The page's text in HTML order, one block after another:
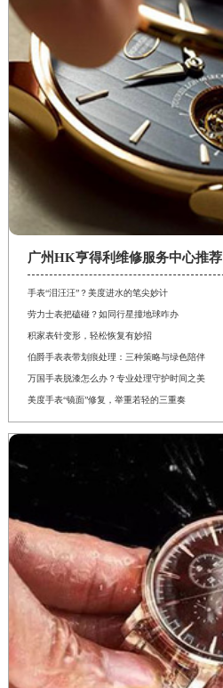
广州HK亨得利维修服务中心推荐
手表“泪汪汪”？美度进水的笔尖妙计
劳力士表把磕碰？如同行星撞地球咋办
积家表针变形，轻松恢复有妙招
伯爵手表表带划痕处理：三种策略与绿色陪伴
万国手表脱漆怎么办？专业处理守护时间之美
美度手表“镜面”修复，举重若轻的三重奏